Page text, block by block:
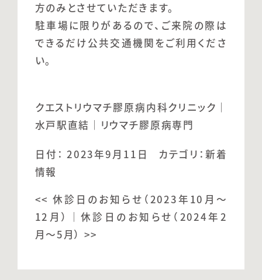
方のみとさせていただきます。
駐車場に限りがあるので、ご来院の際は
できるだけ公共交通機関をご利用くださ
い。
クエストリウマチ膠原病内科クリニック｜
水戸駅直結｜リウマチ膠原病専門
日付：2023年9月11日 カテゴリ： 新着
情報
<< 休診日のお知らせ（2023年10月〜
12月）
｜休診日のお知らせ（2024年2
月〜5月） >>